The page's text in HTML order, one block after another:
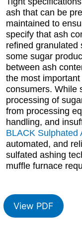
ash that can be
maintained to
specify that ash
refined granulated
some sugar
between ash
the most
consumers. While
processing of
from processing
handling, and
BLACK Sulphated
automated, and
sulfated ashing
muffle furnace
View PDF